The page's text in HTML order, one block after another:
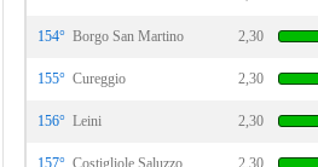
154° Borgo San Martino 2,30
155° Cureggio 2,30
156° Leini 2,30
157° Costigliole Saluzzo 2,30